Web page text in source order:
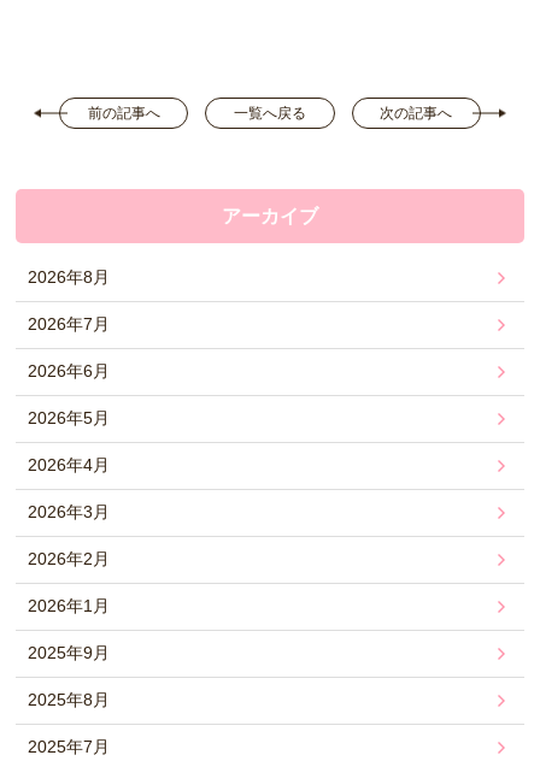
前の記事へ 一覧へ戻る 次の記事へ
アーカイブ
2026年8月
2026年7月
2026年6月
2026年5月
2026年4月
2026年3月
2026年2月
2026年1月
2025年9月
2025年8月
2025年7月